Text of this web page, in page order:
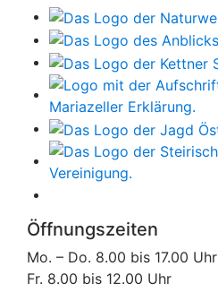
Öffnungszeiten
Mo. – Do. 8.00 bis 17.00 Uhr
Fr. 8.00 bis 12.00 Uhr